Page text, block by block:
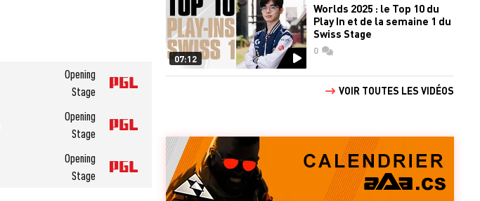
Opening
Stage
Opening
Stage
Opening
Stage
07:12
Worlds 2025 : le Top 10 du
Play In et de la semaine 1 du
Swiss Stage
0commentaires
VOIR TOUTES LES VIDÉOS